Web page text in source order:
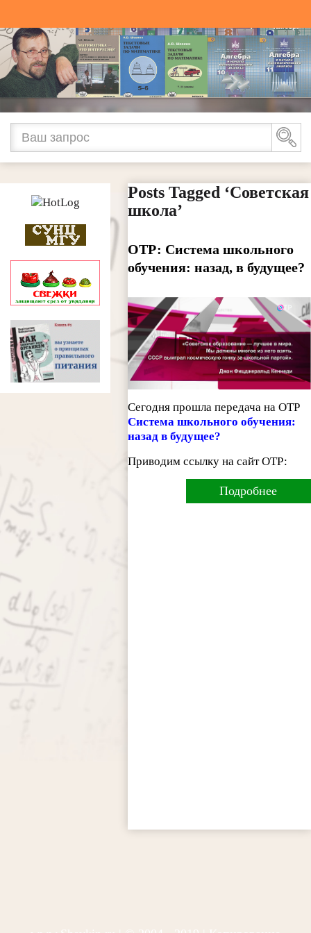
Posts Tagged ‘Советская
школа’
ОТР: Система школьного
обучения: назад, в будущее?
Сегодня прошла передача на ОТР
Система школьного обучения:
назад в будущее?
Приводим ссылку на сайт ОТР:
Подробнее